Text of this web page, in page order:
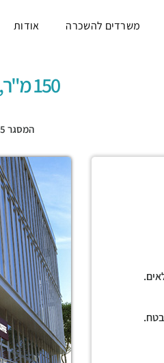
משרדים להשכרה אודות
150 מ"ר, מעטפת, להשכרה/מכירה
המסגר 35,